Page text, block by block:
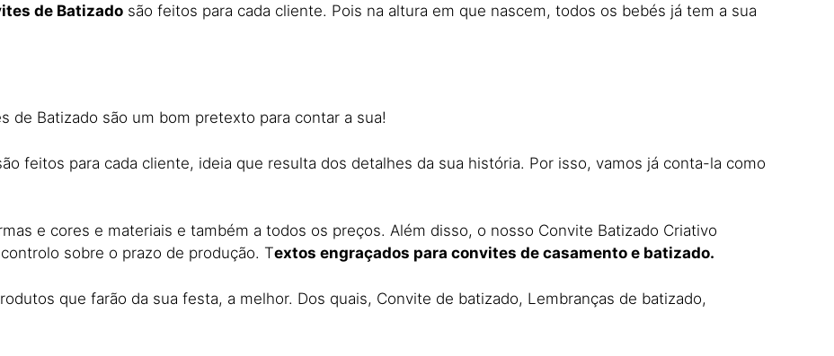
de Batizado são feitos para cada cliente. Pois na altura em que nascem, todos os bebés já tem a sua
de Batizado são um bom pretexto para contar a sua!
feitos para cada cliente, ideia que resulta dos detalhes da sua história. Por isso, vamos já conta-la como
e cores e materiais e também a todos os preços. Além disso, o nosso Convite Batizado Criativo
sobre o prazo de produção. Textos engraçados para convites de casamento e batizado.
que farão da sua festa, a melhor. Dos quais, Convite de batizado, Lembranças de batizado,